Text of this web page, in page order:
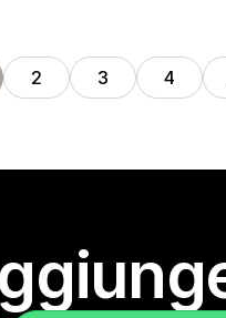
2 3 4